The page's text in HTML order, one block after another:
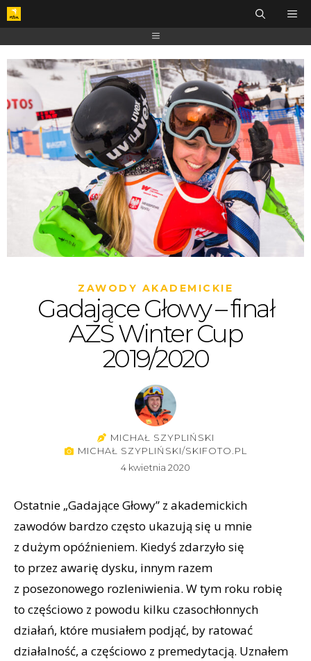
ZAWODY AKADEMICKIE
Gadające Głowy – finał
AZS Winter Cup
2019/2020
MICHAŁ SZYPLIŃSKI
MICHAŁ SZYPLIŃSKI/SKIFOTO.PL
4 kwietnia 2020
Ostatnie „Gadające Głowy” z akademickich
zawodów bardzo często ukazują się u mnie
z dużym opóźnieniem. Kiedyś zdarzyło się
to przez awarię dysku, innym razem
z posezonowego rozleniwienia. W tym roku robię
to częściowo z powodu kilku czasochłonnych
działań, które musiałem podjąć, by ratować
działalność, a częściowo z premedytacją. Uznałem